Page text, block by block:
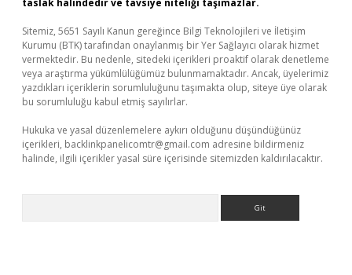
taslak halindedir ve tavsiye niteliği taşımazlar.
Sitemiz, 5651 Sayılı Kanun gereğince Bilgi Teknolojileri ve İletişim
Kurumu (BTK) tarafından onaylanmış bir Yer Sağlayıcı olarak hizmet
vermektedir. Bu nedenle, sitedeki içerikleri proaktif olarak denetleme
veya araştırma yükümlülüğümüz bulunmamaktadır. Ancak, üyelerimiz
yazdıkları içeriklerin sorumluluğunu taşımakta olup, siteye üye olarak
bu sorumluluğu kabul etmiş sayılırlar.
Hukuka ve yasal düzenlemelere aykırı olduğunu düşündüğünüz
içerikleri, backlinkpanelicomtr@gmail.com adresine bildirmeniz
halinde, ilgili içerikler yasal süre içerisinde sitemizden kaldırılacaktır.